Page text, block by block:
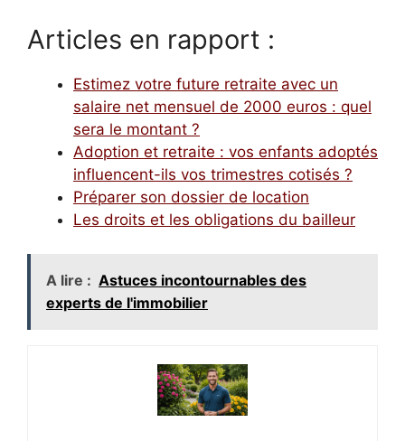
Articles en rapport :
Estimez votre future retraite avec un
salaire net mensuel de 2000 euros : quel
sera le montant ?
Adoption et retraite : vos enfants adoptés
influencent-ils vos trimestres cotisés ?
Préparer son dossier de location
Les droits et les obligations du bailleur
A lire : Astuces incontournables des
experts de l'immobilier